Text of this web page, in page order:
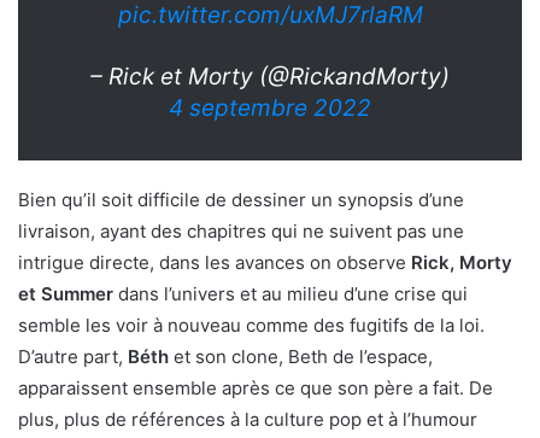
pic.twitter.com/uxMJ7rlaRM
– Rick et Morty (@RickandMorty)
4 septembre 2022
Bien qu’il soit difficile de dessiner un synopsis d’une
livraison, ayant des chapitres qui ne suivent pas une
intrigue directe, dans les avances on observe Rick, Morty
et Summer dans l’univers et au milieu d’une crise qui
semble les voir à nouveau comme des fugitifs de la loi.
D’autre part, Béth et son clone, Beth de l’espace,
apparaissent ensemble après ce que son père a fait. De
plus, plus de références à la culture pop et à l’humour